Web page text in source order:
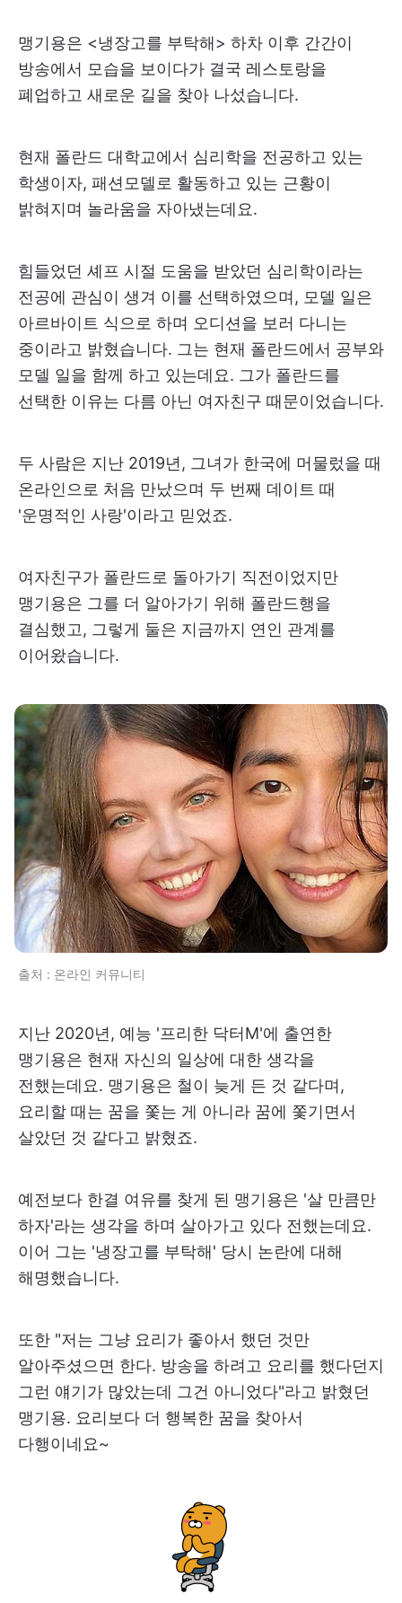
맹기용은 <냉장고를 부탁해> 하차 이후 간간이
방송에서 모습을 보이다가 결국 레스토랑을
폐업하고 새로운 길을 찾아 나섰습니다.
현재 폴란드 대학교에서 심리학을 전공하고 있는
학생이자, 패션모델로 활동하고 있는 근황이
밝혀지며 놀라움을 자아냈는데요.
힘들었던 셰프 시절 도움을 받았던 심리학이라는
전공에 관심이 생겨 이를 선택하였으며, 모델 일은
아르바이트 식으로 하며 오디션을 보러 다니는
중이라고 밝혔습니다. 그는 현재 폴란드에서 공부와
모델 일을 함께 하고 있는데요. 그가 폴란드를
선택한 이유는 다름 아닌 여자친구 때문이었습니다.
두 사람은 지난 2019년, 그녀가 한국에 머물렀을 때
온라인으로 처음 만났으며 두 번째 데이트 때
'운명적인 사랑'이라고 믿었죠.
여자친구가 폴란드로 돌아가기 직전이었지만
맹기용은 그를 더 알아가기 위해 폴란드행을
결심했고, 그렇게 둘은 지금까지 연인 관계를
이어왔습니다.
출처 : 온라인 커뮤니티
지난 2020년, 예능 '프리한 닥터M'에 출연한
맹기용은 현재 자신의 일상에 대한 생각을
전했는데요. 맹기용은 철이 늦게 든 것 같다며,
요리할 때는 꿈을 쫓는 게 아니라 꿈에 쫓기면서
살았던 것 같다고 밝혔죠.
예전보다 한결 여유를 찾게 된 맹기용은 '살 만큼만
하자'라는 생각을 하며 살아가고 있다 전했는데요.
이어 그는 '냉장고를 부탁해' 당시 논란에 대해
해명했습니다.
또한 "저는 그냥 요리가 좋아서 했던 것만
알아주셨으면 한다. 방송을 하려고 요리를 했다던지
그런 얘기가 많았는데 그건 아니었다"라고 밝혔던
맹기용. 요리보다 더 행복한 꿈을 찾아서
다행이네요~